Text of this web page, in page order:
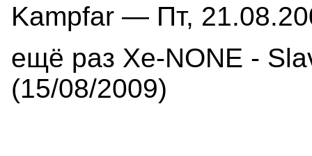
Kampfar — Пт,
ещё раз Xe-NONE -
(15/08/2009)